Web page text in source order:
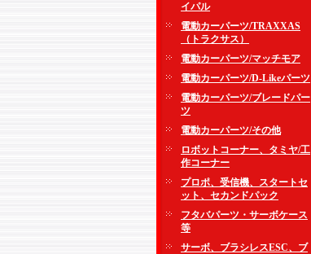
イパル
電動カーパーツ/TRAXXAS
（トラクサス）
電動カーパーツ/マッチモア
電動カーパーツ/D-Likeパーツ
電動カーパーツ/ブレードパー
ツ
電動カーパーツ/その他
ロボットコーナー、タミヤ/工
作コーナー
プロポ、受信機、スタートセ
ット、セカンドパック
フタバパーツ・サーボケース
等
サーボ、ブラシレスESC、ブ